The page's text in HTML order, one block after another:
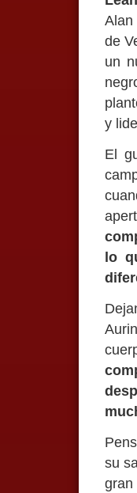
de
un
y
El
lo
su